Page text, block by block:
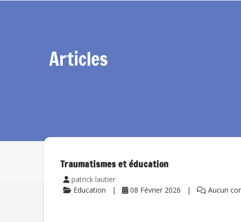
Articles
Traumatismes et éducation
patrick lautier
Education
08 Février 2026 Aucun